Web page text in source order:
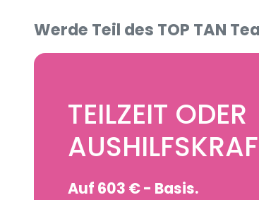
Werde Teil des TOP TAN
TEILZEIT ODER
Auf 603 € - Basis.